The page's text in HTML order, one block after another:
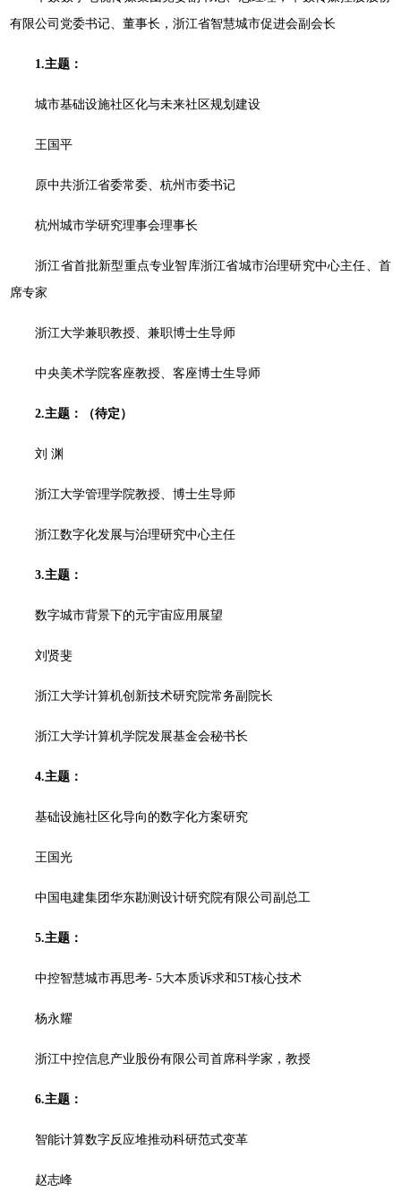
有限公司党委书记、董事长，浙江省智慧城市促进会副会长
1.主题：
城市基础设施社区化与未来社区规划建设
王国平
原中共浙江省委常委、杭州市委书记
杭州城市学研究理事会理事长
浙江省首批新型重点专业智库浙江省城市治理研究中心主任、首
席专家
浙江大学兼职教授、兼职博士生导师
中央美术学院客座教授、客座博士生导师
2.主题：（待定）
刘 渊
浙江大学管理学院教授、博士生导师
浙江数字化发展与治理研究中心主任
3.主题：
数字城市背景下的元宇宙应用展望
刘贤斐
浙江大学计算机创新技术研究院常务副院长
浙江大学计算机学院发展基金会秘书长
4.主题：
基础设施社区化导向的数字化方案研究
王国光
中国电建集团华东勘测设计研究院有限公司副总工
5.主题：
中控智慧城市再思考- 5大本质诉求和5T核心技术
杨永耀
浙江中控信息产业股份有限公司首席科学家，教授
6.主题：
智能计算数字反应堆推动科研范式变革
赵志峰